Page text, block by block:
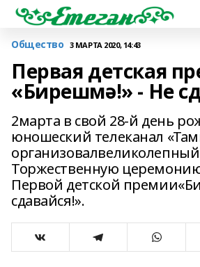
Общество 3 МАРТА 2020, 14:43
Первая детская
«Бирешмә!» - Не
2марта в свой 28-й день
юношеский телеканал
Торжественную
Первой детской
сдавайся!».